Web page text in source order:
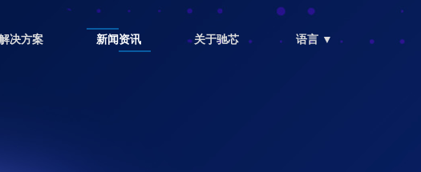
决方案 新闻资讯 关于驰芯 语言 ▼